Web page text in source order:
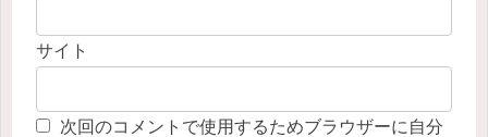
サイト
次回のコメントで使用するためブラウザーに自分